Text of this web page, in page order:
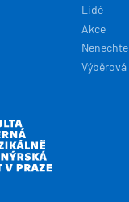
Lidé
Akce